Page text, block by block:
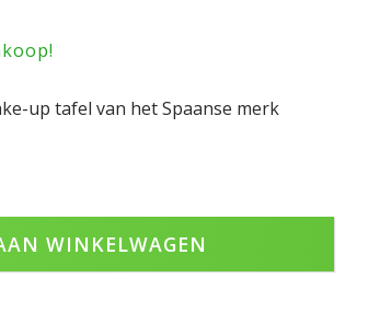
up tafel van het Spaanse merk
WINKELWAGEN